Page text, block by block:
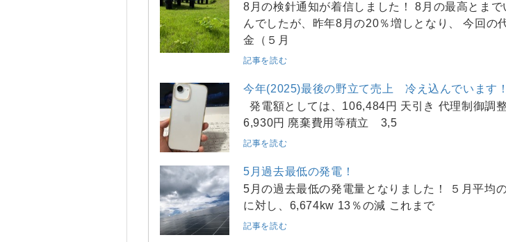
8月の検針通知が着信しました！ 8月の最高とまで
んでしたが、昨年8月の20％増しとなり、 今回の
金（５月
記事を読む
今年(2025)最後の野立て売上 冷え込んでいます！
発電額としては、106,484円 天引き 代理制御調
6,930円 廃棄費用等積立 3,5
記事を読む
5月過去最低の発電！
5月の過去最低の発電量となりました！ ５月平均
に対し、6,674kw 13％の減 これまで
記事を読む